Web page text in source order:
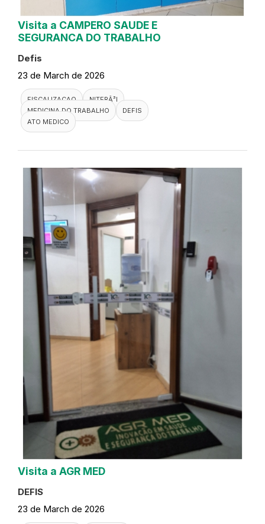
Visita a CAMPERO SAUDE E
SEGURANCA DO TRABALHO
Defis
23 de March de 2026
FISCALIZACAO
NITERÃ³I
MEDICINA DO TRABALHO
DEFIS
ATO MEDICO
Visita a AGR MED
DEFIS
23 de March de 2026